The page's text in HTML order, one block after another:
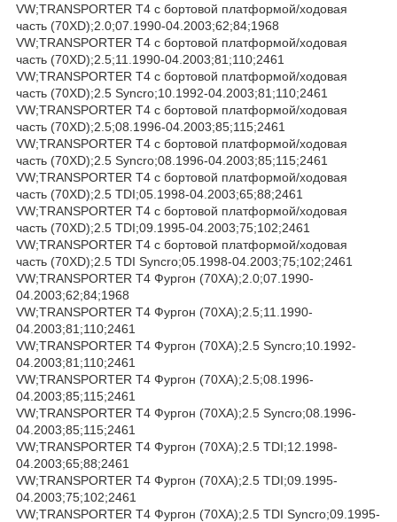
VW;TRANSPORTER T4 c бортовой платформой/ходовая
часть (70XD);2.0;07.1990-04.2003;62;84;1968
VW;TRANSPORTER T4 c бортовой платформой/ходовая
часть (70XD);2.5;11.1990-04.2003;81;110;2461
VW;TRANSPORTER T4 c бортовой платформой/ходовая
часть (70XD);2.5 Syncro;10.1992-04.2003;81;110;2461
VW;TRANSPORTER T4 c бортовой платформой/ходовая
часть (70XD);2.5;08.1996-04.2003;85;115;2461
VW;TRANSPORTER T4 c бортовой платформой/ходовая
часть (70XD);2.5 Syncro;08.1996-04.2003;85;115;2461
VW;TRANSPORTER T4 c бортовой платформой/ходовая
часть (70XD);2.5 TDI;05.1998-04.2003;65;88;2461
VW;TRANSPORTER T4 c бортовой платформой/ходовая
часть (70XD);2.5 TDI;09.1995-04.2003;75;102;2461
VW;TRANSPORTER T4 c бортовой платформой/ходовая
часть (70XD);2.5 TDI Syncro;05.1998-04.2003;75;102;2461
VW;TRANSPORTER T4 Фургон (70XA);2.0;07.1990-
04.2003;62;84;1968
VW;TRANSPORTER T4 Фургон (70XA);2.5;11.1990-
04.2003;81;110;2461
VW;TRANSPORTER T4 Фургон (70XA);2.5 Syncro;10.1992-
04.2003;81;110;2461
VW;TRANSPORTER T4 Фургон (70XA);2.5;08.1996-
04.2003;85;115;2461
VW;TRANSPORTER T4 Фургон (70XA);2.5 Syncro;08.1996-
04.2003;85;115;2461
VW;TRANSPORTER T4 Фургон (70XA);2.5 TDI;12.1998-
04.2003;65;88;2461
VW;TRANSPORTER T4 Фургон (70XA);2.5 TDI;09.1995-
04.2003;75;102;2461
VW;TRANSPORTER T4 Фургон (70XA);2.5 TDI Syncro;09.1995-